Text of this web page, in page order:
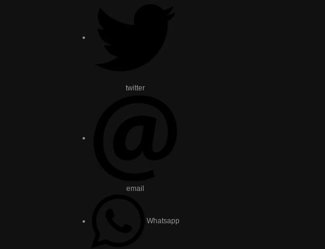
twitter
email
Whatsapp